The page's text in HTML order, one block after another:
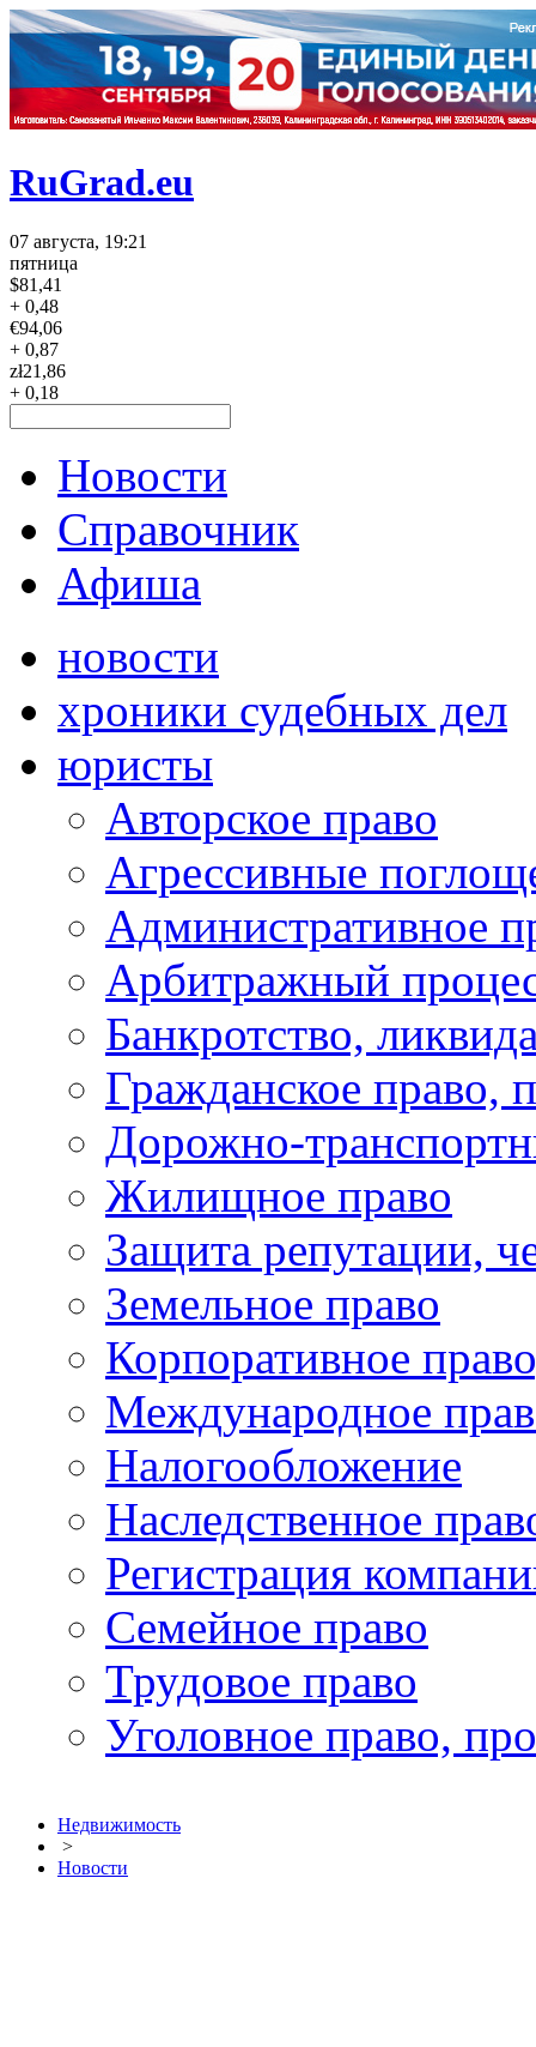
RuGrad.eu
07 августа, 19:21
пятница
$81,41
+ 0,48
€94,06
+ 0,87
zł21,86
+ 0,18
Новости
Справочник
Афиша
новости
хроники судебных дел
юристы
Авторское право
Агрессивные
Административное
Арбитражный
Банкротство,
Гражданское право,
Дорожно-
Жилищное право
Защита репутации,
Земельное право
Корпоративное
Международное
Налогообложение
Наследственное
Регистрация
Семейное право
Трудовое право
Уголовное право,
Недвижимость
>
Новости